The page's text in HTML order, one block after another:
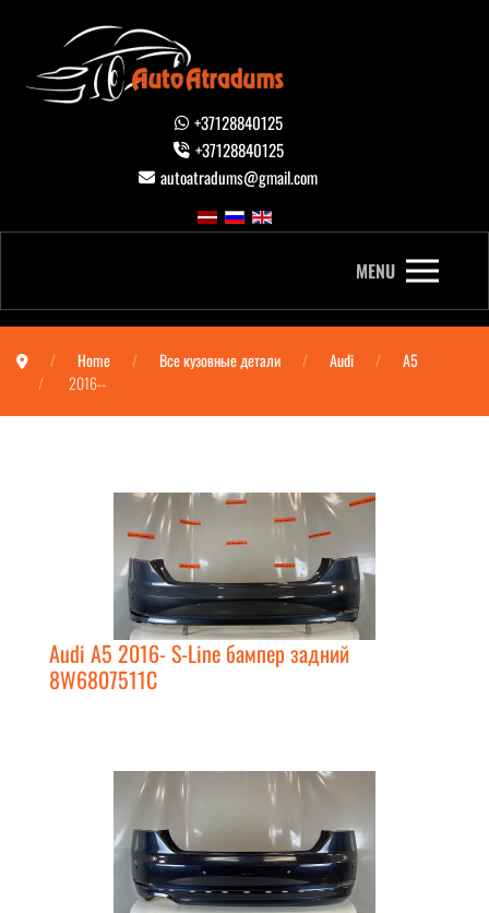
+37128840125
+37128840125
autoatradums@gmail.com
MENU
Home Все кузовные детали Audi
A5
2016--
Audi A5 2016- S-Line бампер задний
8W6807511C